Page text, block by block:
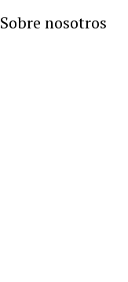
Sobre nosotros